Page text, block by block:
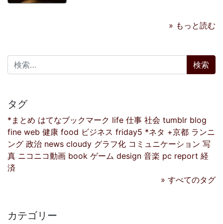
» もっと読む
検索:
タグ
*まとめ はてなブックマーク life 仕事 社会 tumblr blog
fine web 健康 food ビジネス friday5 *ネタ +京都 ランニ
ング 政治 news cloudy グラフ化 コミュニケーション 写
真 ニコニコ動画 book ゲーム design 音楽 pc report 経
済
» すべてのタグ
カテゴリー